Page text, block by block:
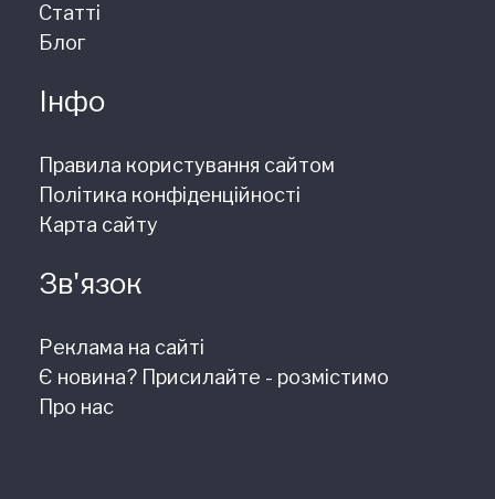
Статті
Блог
Інфо
Правила користування сайтом
Політика конфіденційності
Карта сайту
Зв'язок
Реклама на сайті
Є новина? Присилайте - розмістимо
Про нас